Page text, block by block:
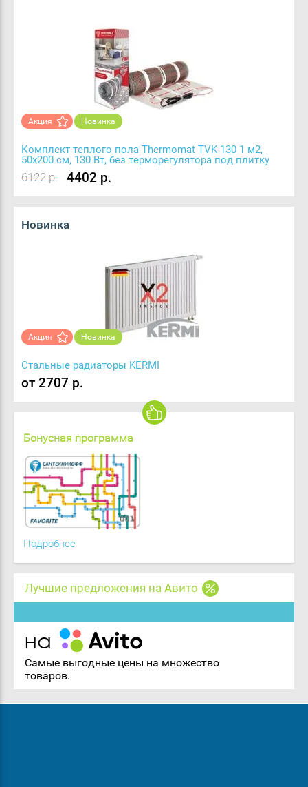
Бонусная программа
Подробнее
Акция Новинка
Комплект теплого пола Thermomat TVK-130 1 м2,
50х200 см, 130 Вт, без терморегулятора под плитку
6122 р. 4402 р.
Новинка
Акция Новинка
Стальные радиаторы KERMI
от 2707 р.
Лучшие предложения на Авито
Самые выгодные цены на множество
товаров.